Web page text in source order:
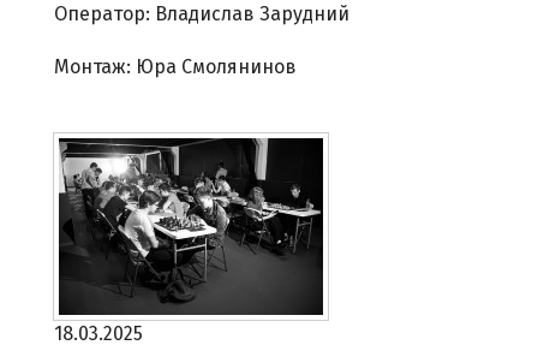
Оператор: Владислав Зарудний
Монтаж: Юра Смолянинов
18.03.2025